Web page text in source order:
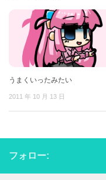
うまくいったみたい
2011 年 10 月 13 日
フォロー: